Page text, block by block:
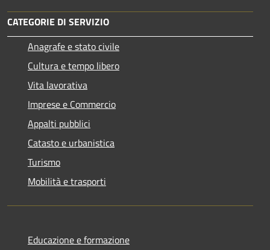
CATEGORIE DI SERVIZIO
Anagrafe e stato civile
Cultura e tempo libero
Vita lavorativa
Imprese e Commercio
Appalti pubblici
Catasto e urbanistica
Turismo
Mobilità e trasporti
Educazione e formazione